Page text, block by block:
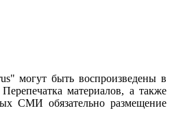
могут быть воспроизведены в
материалов, а также
СМИ обязательно размещение